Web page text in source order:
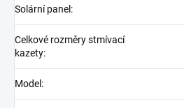
Solární panel :
Celkové rozměry stmívací
kazety:
Model :